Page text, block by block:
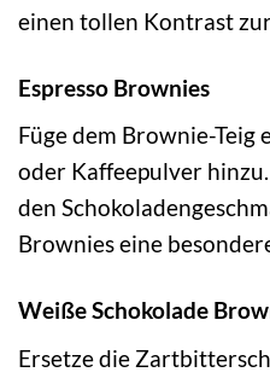
einen tollen Kontrast
Espresso Brownies
Füge dem Brownie-Teig
oder Kaffeepulver
den
Brownies eine
Weiße Schokolade
Ersetze die